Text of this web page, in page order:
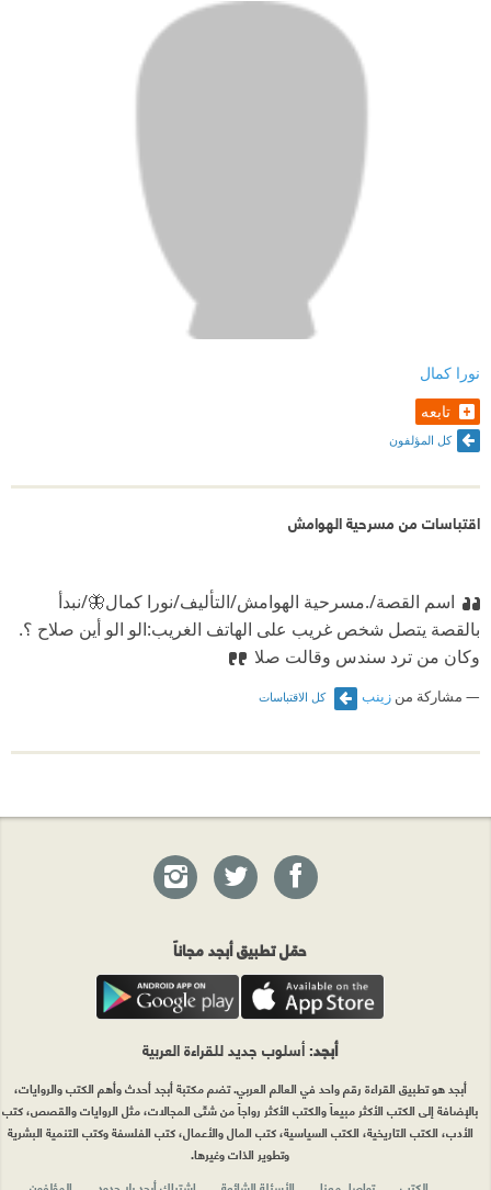
نورا كمال
تابعه
كل المؤلفون
اقتباسات من مسرحية الهوامش
اسم القصة/.مسرحية الهوامش/التأليف/نورا كمال🦋/نبدأ
بالقصة يتصل شخص غريب على الهاتف الغريب:الو الو أين صلاح ؟.
وكان من ترد سندس وقالت صلا
مشاركة من زينب كل الاقتباسات
حمّل تطبيق أبجد مجاناً
أبجد: أسلوب جديد للقراءة العربية
أبجد هو تطبيق القراءة رقم واحد في العالم العربي. تضم مكتبة أبجد أحدث وأهم الكتب والروايات،
بالإضافة إلى الكتب الأكثر مبيعاً والكتب الأكثر رواجاً من شتّى المجالات، مثل الروايات والقصص، كتب
الأدب، الكتب التاريخية، الكتب السياسية، كتب المال والأعمال، كتب الفلسفة وكتب التنمية البشرية
وتطوير الذات وغيرها.